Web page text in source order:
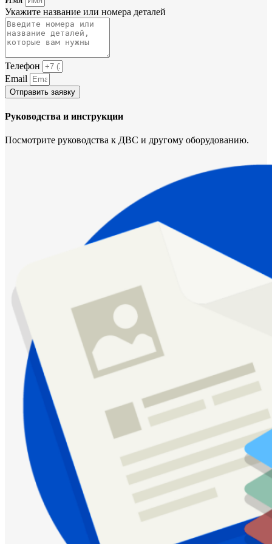
Укажите название или номера деталей
Телефон
Email
Отправить заявку
Руководства и инструкции
Посмотрите руководства к ДВС и другому оборудованию.